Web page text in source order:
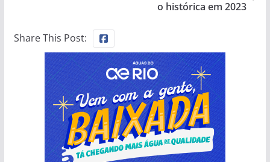
o histórica em 2023
Share This Post: